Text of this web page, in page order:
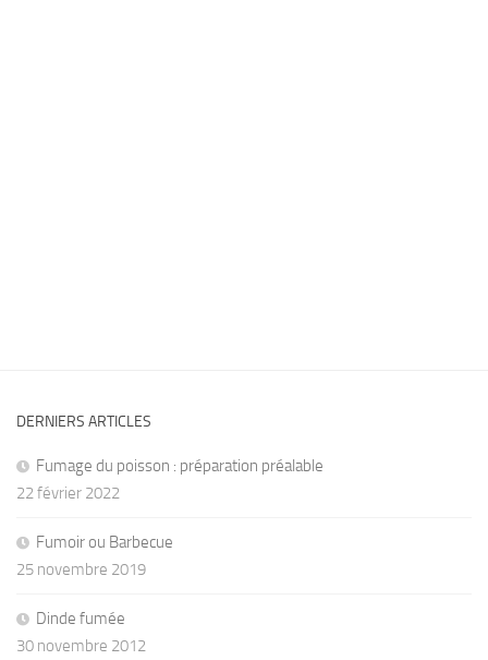
DERNIERS ARTICLES
Fumage du poisson : préparation préalable
22 février 2022
Fumoir ou Barbecue
25 novembre 2019
Dinde fumée
30 novembre 2012